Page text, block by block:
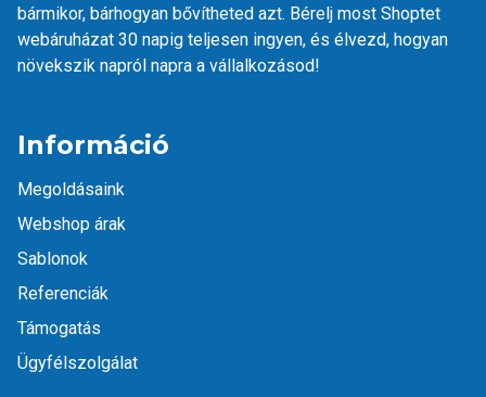
bármikor, bárhogyan bővítheted azt. Bérelj most Shoptet
webáruházat 30 napig teljesen ingyen, és élvezd, hogyan
növekszik napról napra a vállalkozásod!
Információ
Megoldásaink
Webshop árak
Sablonok
Referenciák
Támogatás
Ügyfélszolgálat